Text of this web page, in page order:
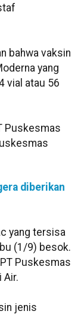
bahwa vaksin
yang
vial atau 56
Puskesmas
diberikan
yang tersisa
(1/9) besok.
Puskesmas
Air.
jenis